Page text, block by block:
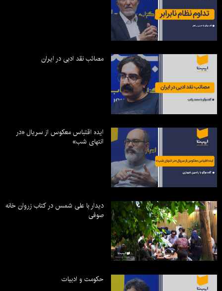
مصائب نقد ادبی در ایران
ایده اقتباس معکوس از سریال «در
انتهای شب»
دیدار با علی شمس در کتاب زروان خانه
صوفی
حکومت و ادبیات